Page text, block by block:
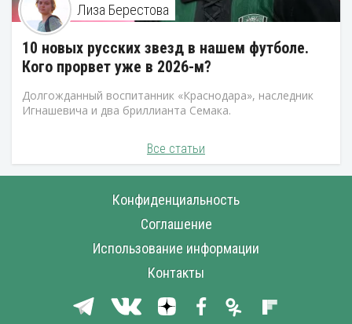
Лиза Берестова
10 новых русских звезд в нашем футболе.
Кого прорвет уже в 2026-м?
Долгожданный воспитанник «Краснодара», наследник
Игнашевича и два бриллианта Семака.
Все статьи
Конфиденциальность
Соглашение
Использование информации
Контакты